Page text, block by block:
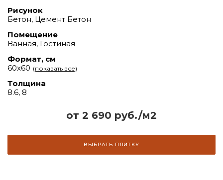
от 2 690 руб./м2
ВЫБРАТЬ ПЛИТКУ
Рисунок
Бетон, Цемент Бетон
Помещение
Ванная, Гостиная
Формат, см
60x60 (показать все)
Толщина
8.6, 8